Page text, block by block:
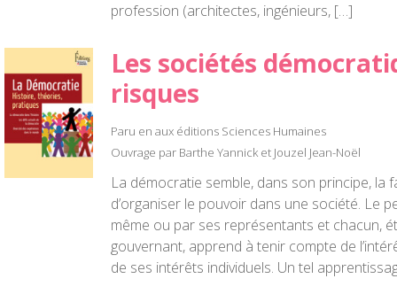
profession (architectes, ingénieurs, […]
Les sociétés
risques
Paru en aux éditions Sciences Humaines
Ouvrage par Barthe Yannick et Jouzel Jean-Noël
La démocratie semble, dans son principe, la
d’organiser le pouvoir dans une société. Le
même ou par ses représentants et chacun,
gouvernant, apprend à tenir compte de
de ses intérêts individuels. Un tel